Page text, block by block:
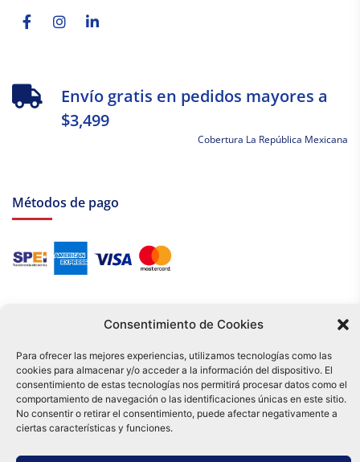
Consentimiento de Cookies
Para ofrecer las mejores experiencias, utilizamos tecnologías como las
cookies para almacenar y/o acceder a la información del dispositivo. El
consentimiento de estas tecnologías nos permitirá procesar datos como el
comportamiento de navegación o las identificaciones únicas en este sitio.
No consentir o retirar el consentimiento, puede afectar negativamente a
ciertas características y funciones.
f
Envío gratis en pedidos mayores a
$3,499
Cobertura La República Mexicana
Métodos de pago
Tu compra es respaldada por nuestro certificado SSL y operada bajo las
mejores prácticas de seguridad.
Distribuidora Tamex - México
e-commerce